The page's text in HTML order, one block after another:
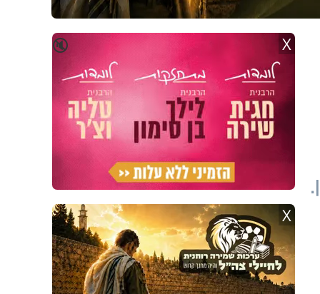
🔇 X
X